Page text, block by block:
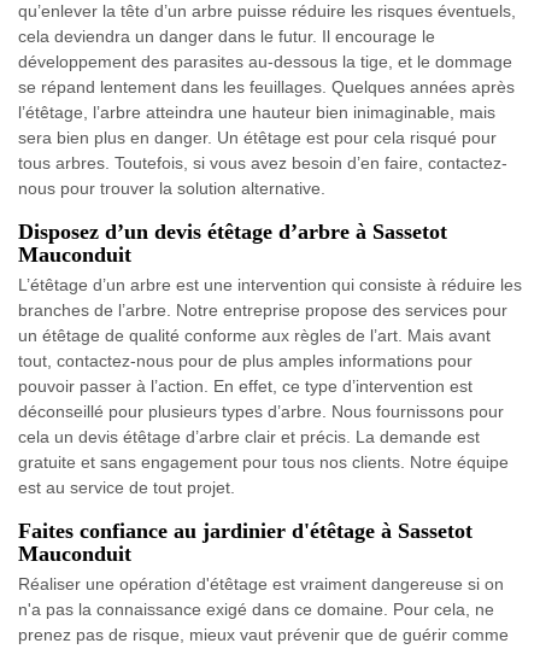
qu’enlever la tête d’un arbre puisse réduire les risques éventuels,
cela deviendra un danger dans le futur. Il encourage le
développement des parasites au-dessous la tige, et le dommage
se répand lentement dans les feuillages. Quelques années après
l’étêtage, l’arbre atteindra une hauteur bien inimaginable, mais
sera bien plus en danger. Un étêtage est pour cela risqué pour
tous arbres. Toutefois, si vous avez besoin d’en faire, contactez-
nous pour trouver la solution alternative.
Disposez d’un devis étêtage d’arbre à Sassetot
Mauconduit
L’étêtage d’un arbre est une intervention qui consiste à réduire les
branches de l’arbre. Notre entreprise propose des services pour
un étêtage de qualité conforme aux règles de l’art. Mais avant
tout, contactez-nous pour de plus amples informations pour
pouvoir passer à l’action. En effet, ce type d’intervention est
déconseillé pour plusieurs types d’arbre. Nous fournissons pour
cela un devis étêtage d’arbre clair et précis. La demande est
gratuite et sans engagement pour tous nos clients. Notre équipe
est au service de tout projet.
Faites confiance au jardinier d'étêtage à Sassetot
Mauconduit
Réaliser une opération d'étêtage est vraiment dangereuse si on
n'a pas la connaissance exigé dans ce domaine. Pour cela, ne
prenez pas de risque, mieux vaut prévenir que de guérir comme